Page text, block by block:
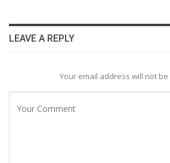
LEAVE A REPLY
Your email address will not